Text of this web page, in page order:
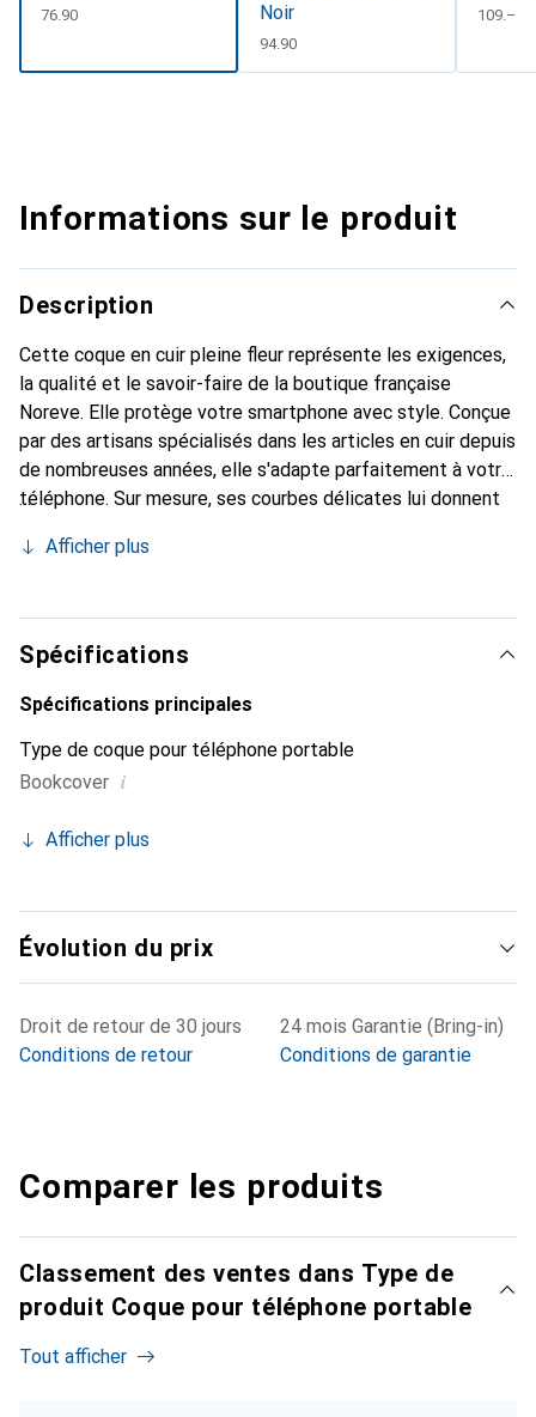
CHF
76.90
Noir
CHF
94.90
CHF
109.–
Informations sur le produit
Description
Cette coque en cuir pleine fleur représente les exigences,
la qualité et le savoir-faire de la boutique française
Noreve. Elle protège votre smartphone avec style. Conçue
par des artisans spécialisés dans les articles en cuir depuis
de nombreuses années, elle s'adapte parfaitement à votre
téléphone. Sur mesure, ses courbes délicates lui donnent
et indispensable pour votre smartphone. Reconnaître
marque Noreve est un choix sûr pour une clientèle
exigeante.
Afficher plus
Spécifications
Spécifications principales
Type de coque pour téléphone portable
Bookcover i
Afficher plus
Évolution du prix
Droit de retour de 30 jours
Conditions de retour
24 mois Garantie (Bring-in)
Conditions de garantie
Comparer les produits
Classement des ventes dans Type de
produit Coque pour téléphone portable
Tout afficher